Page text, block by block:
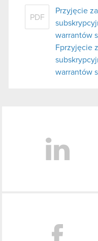
PDF
Przyjęcie
warrantów
Fprzyjęcie
warrantów